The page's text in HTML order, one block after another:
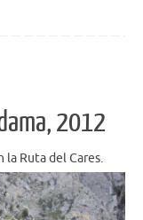
2012
Ruta del Cares.